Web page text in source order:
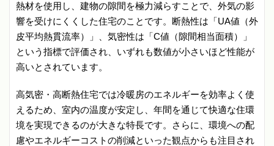
熱材を使用し、建物の隙間を極力減らすことで、外気の影
響を受けにくくした住宅のことです。断熱性は「UA値（外
皮平均熱貫流率）」、気密性は「C値（隙間相当面積）」
という指標で評価され、いずれも数値が小さいほど性能が
高いとされています。
高気密・高断熱住宅では冷暖房のエネルギーを効率よく使
えるため、室内の温度が安定し、年間を通じて快適な住環
境を実現できるのが大きな特長です。さらに、環境への配
慮やエネルギーコストの削減といった観点からも注目され